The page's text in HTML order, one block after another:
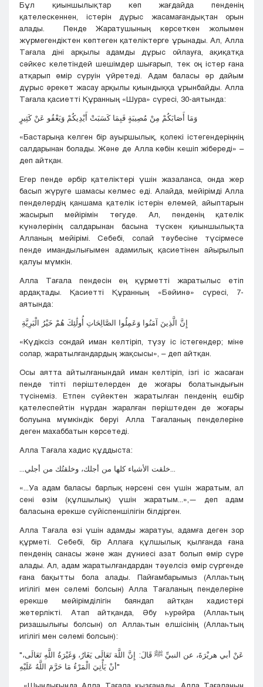
Бұл қиыншылықтар көп жағдайда пенденің
қателескеннен, істерін дұрыс жасамағандықтан орын
алады. Пенде Жаратушының көрсеткен жолымен
жүрмегендіктен көптеген қателіктерге ұрынады. Ал, Алла
Тағала діні арқылы адамды дұрыс ойлауға, ақиқатқа
сәйкес келетіндей шешімдер шығарып, тек оң істер ғана
атқарып өмір сүруін үйретеді. Адам баласы әр дайым
дұрыс әрекет жасау арқылы қиындыққа ұрынбайды. Алла
Тағала қасиетті Құранның «Шура» сүресі, 30-аятында:
وَمَا أَصَابَكُمْ مِنْ مُصِيبَةٍ فَبِمَا كَسَبَتْ أَيْدِيكُمْ وَيَعْفُو عَنْ كَثِيرٍ
«Бастарыңа келген бір ауыршылық, қолекі істегендеріңнің
салдарынан болады. Және де Алла көбін кешіп жібереді» –
деп айтқан.
Егер пенде әрбір қателіктері үшін жазаланса, онда жер
басып жүруге шамасы келмес еді. Алайда, мейірімді Алла
пенделердің қаншама қателік істерін елемей, айыптарын
жасырып мейірімін төгуде. Ал, пенденің қателік
күнәлерінің салдарынан басына түскен қиыншылықта
Алланың мейірімі. Себебі, солай тәубесіне түсірмесе
пенде имандылығымен адамилық қасиетінен айырылып
қалуы мүмкін.
Алла Тағала пендесін ең құрметті жаратылыс етіп
ардақтады. Қасиетті Құранның «Бәйинә» сүресі, 7-
аятында:
إِنَّ الَّذِينَ آمَنُوا وَعَمِلُوا الصَّالِحَاتِ أُولَٰئِكَ هُمْ خَيْرُ الْبَرِيَّةِ
«Күдіксіз сондай иман келтіріп, түзу іс істегендер; міне
солар, жаратылғандардың жақсысы», – деп айтқан.
Осы аятта айтылғанындай иман келтіріп, ізгі іс жасаған
пенде тіпті періштелерден де жоғары болатындығын
түсінеміз. Етпен сүйектен жаратылған пенденің ешбір
қателеспейтін нұрдан жаралған періштеден де жоғары
болуына мүмкіндік беруі Алла Тағаланың пенделеріне
деген махаббатын көрсетеді.
Алла Тағала хадис құддыста:
«...Уа адам баласы барлық нәрсені сен үшін жаратым, ал
сені өзім (құлшылық) үшін жаратым...»,— деп адам
баласына ерекше сүйіспеншілігін білдірген.
Алла Тағала өзі үшін адамды жаратуы, адамға деген зор
құрметі. Себебі, бір Аллаға құлшылық қылғанда ғана
пенденің санасы және жан дүниесі азат болып өмір сүре
алады. Ал, адам жаратылғандардан тәуелсіз өмір сүргенде
ғана бақытты бола алады. Пайғамбарымыз (Аллаһтың
игілігі мен сәлемі болсын) Алла Тағаланың пенделеріне
ерекше мейірімділігін баяндап айтқан хадистері
жетерлікті. Атап айтқанда, Әбу һурәйра (Аллаһтың
ризашылығы болсын) ол Аллаһтын елшісінің (Аллаһтың
игілігі мен сәлемі болсын):
"عَنْ أبي هريْرَةَ، عن النبيِّ ﷺ قَالَ: إِنَّ اللَّهَ تَعَالَى يَغَارُ، وَغَيْرَةُ اللَّهِ تَعَالَى،
أنْ يَأْتِيَ الْمَرْءُ مَا حَرَّمَ اللَّهُ عَلَيْهِ"